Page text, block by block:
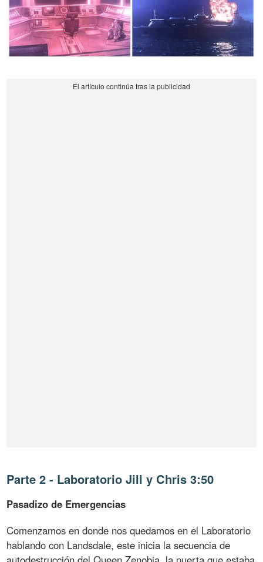
Parte 2 - Laboratorio Jill y Chris 3:50
Pasadizo de Emergencias
Comenzamos en donde nos quedamos en el Laboratorio
hablando con Landsdale, este inicia la secuencia de